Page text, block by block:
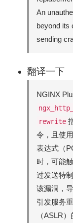
An
beyond its
sending
翻译一下
NGINX
rewrite
令，且使
表达式（
时，可能
过发送特
该漏洞，
引发服务
（ASLR